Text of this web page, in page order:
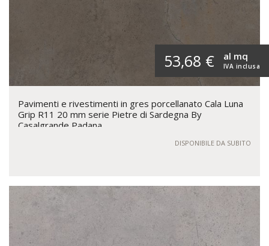
53,68 € IVA inclusa
al mq
Pavimenti e rivestimenti in gres porcellanato Cala Luna
Grip R11 20 mm serie Pietre di Sardegna By
Casalgrande Padana
DISPONIBILE DA SUBITO